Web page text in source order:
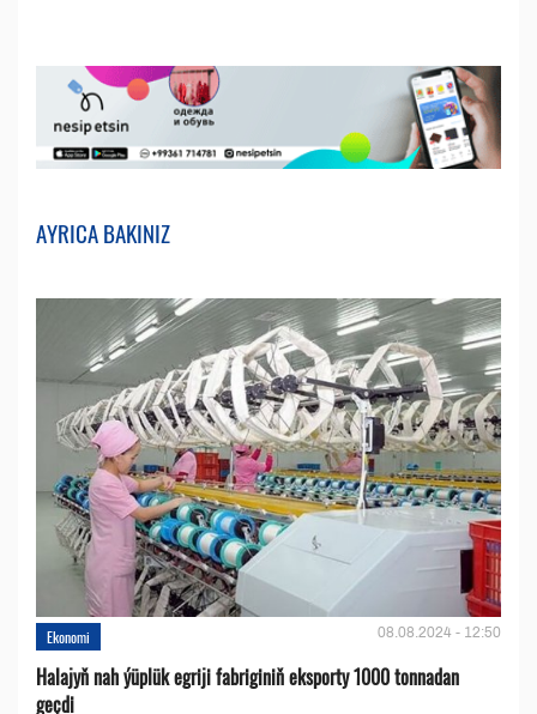
AYRICA BAKINIZ
Ekonomi 08.08.2024 - 12:50
Halajyň nah ýüplük egriji fabriginiň eksporty 1000 tonnadan
geçdi